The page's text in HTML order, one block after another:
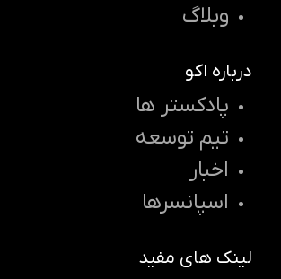
وبلاگ
درباره اکو
پادکستر ها
تیم توسعه
اخبار
اسپانسرها
لینک های مفید